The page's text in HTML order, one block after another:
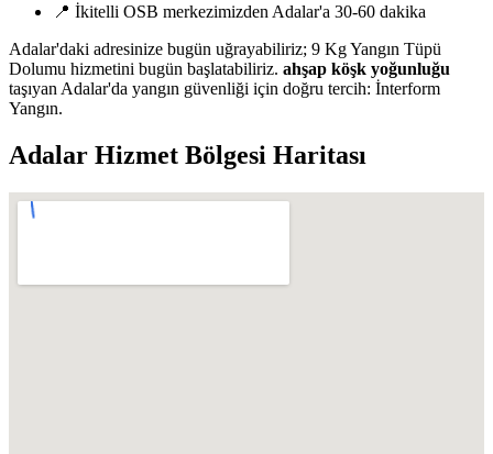
📍 İkitelli OSB merkezimizden Adalar'a 30-60 dakika
Adalar'daki adresinize bugün uğrayabiliriz; 9 Kg Yangın Tüpü
Dolumu hizmetini bugün başlatabiliriz. ahşap köşk yoğunluğu
taşıyan Adalar'da yangın güvenliği için doğru tercih: İnterform
Yangın.
Adalar Hizmet Bölgesi Haritası